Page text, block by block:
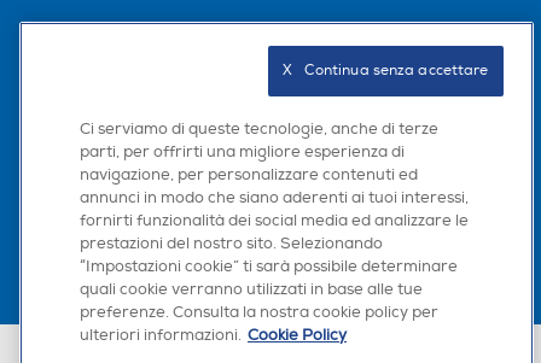
Scarica la nostra app
Ci serviamo di queste tecnologie, anche di terze
parti, per offrirti una migliore esperienza di
navigazione, per personalizzare contenuti ed
annunci in modo che siano aderenti ai tuoi interessi,
fornirti funzionalità dei social media ed analizzare le
prestazioni del nostro sito. Selezionando
“Impostazioni cookie” ti sarà possibile determinare
quali cookie verranno utilizzati in base alle tue
preferenze. Consulta la nostra cookie policy per
ulteriori informazioni. Cookie Policy
X   Continua senza accettare